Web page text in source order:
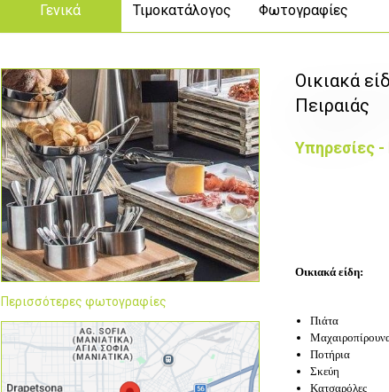
Γενικά Τιμοκατάλογος Φωτογραφίες
Περισσότερες φωτογραφίες
Οικιακά
Πειραιάς
Υπηρεσίες
Οικιακά είδη:
Πιάτα
Ποτήρια
Σκεύη
Κατσαρόλες